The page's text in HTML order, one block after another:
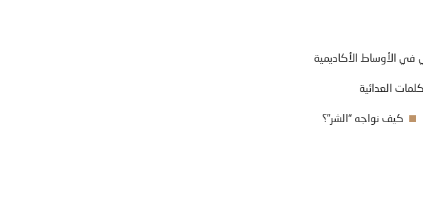
في الأوساط الأكاديمية
العدائية
كيف نواجه “الشر”؟